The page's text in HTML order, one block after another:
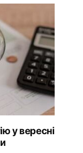
у вересні